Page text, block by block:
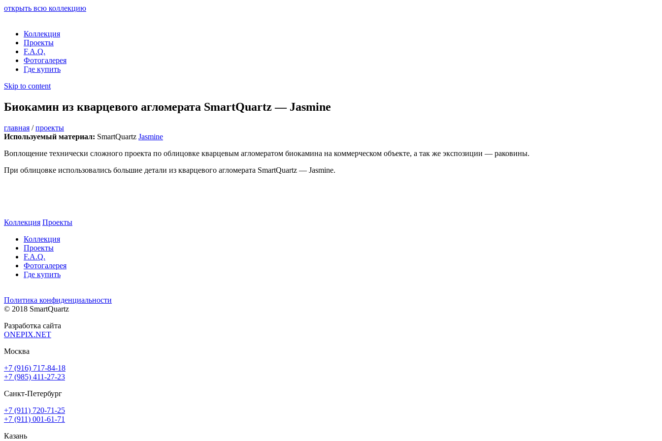
открыть всю коллекцию
Коллекция
Проекты
F.A.Q.
Фотогалерея
Где купить
Skip to content
Биокамин из кварцевого агломерата SmartQuartz — Jasmine
главная /проекты
Используемый материал: SmartQuartz Jasmine
Воплощение технически сложного проекта по облицовке кварцевым агломератом биокамина на коммерческом объекте, а так же экспозиции — раковины.
При облицовке использовались большие детали из кварцевого агломерата SmartQuartz — Jasmine.
Коллекция Проекты
Коллекция
Проекты
F.A.Q.
Фотогалерея
Где купить
Политика конфиденциальности
© 2018 SmartQuartz
Разработка сайта
ONEPIX.NET
Москва
+7 (916) 717-84-18
+7 (985) 411-27-23
Санкт-Петербург
+7 (911) 720-71-25
+7 (911) 001-61-71
Казань